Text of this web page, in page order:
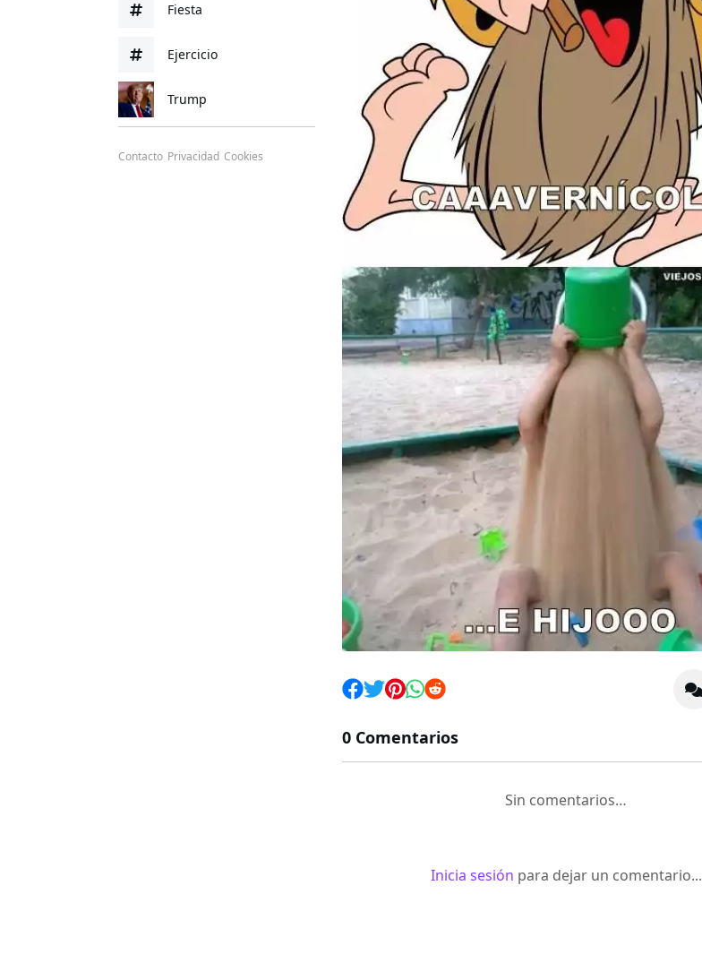
Fiesta
Ejercicio
Trump
Contacto Privacidad Cookies
0 Comentarios
Sin comentarios…
Inicia sesión para dejar un comentario...